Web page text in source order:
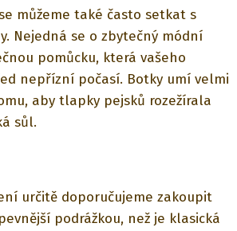
můžeme také často setkat s
Nejedná se o zbytečný módní
pomůcku, která vašeho
nepřízní počasí. Botky umí velmi
aby tlapky pejsků rozežírala
sůl.
určitě doporučujeme zakoupit
podrážkou, než je klasická